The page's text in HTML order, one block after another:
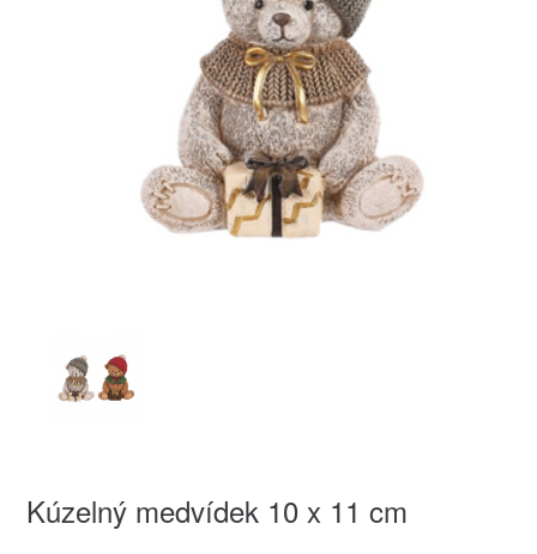
Kúzelný medvídek 10 x 11 cm